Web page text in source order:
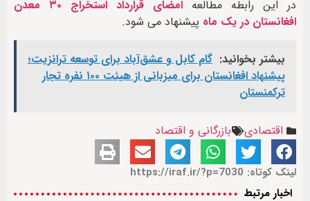
در این رابطه مطالعه
امضای قرارداد استخراج ۳۰ معدن
افغانستان در یک ماه پیشنهاد می شود.
بیشتر بخوانید: گام کابل و عشق‌آباد برای توسعه ترانزیت؛
پیشنهاد افغانستان برای میزبانی از هیئت ۱۰۰ نفره تجار
ترکمنستان
اقتصادی بازرگانی و اقتصاد
لینک کوتاه: https://iraf.ir/?p=7030
اخبار مرتبط